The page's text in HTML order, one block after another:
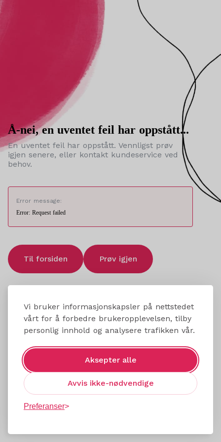
Vi bruker informasjonskapsler på nettstedet
vårt for å forbedre brukeropplevelsen, tilby
personlig innhold og analysere trafikken vår.
Aksepter alle
Avvis ikke-nødvendige
Preferanser
Å-nei, en uventet feil har oppstått...
En uventet feil har oppstått. Vennligst prøv
igjen senere, eller kontakt kundeservice ved
behov.
Error message:
Error: Request failed
Til forsiden Prøv igjen